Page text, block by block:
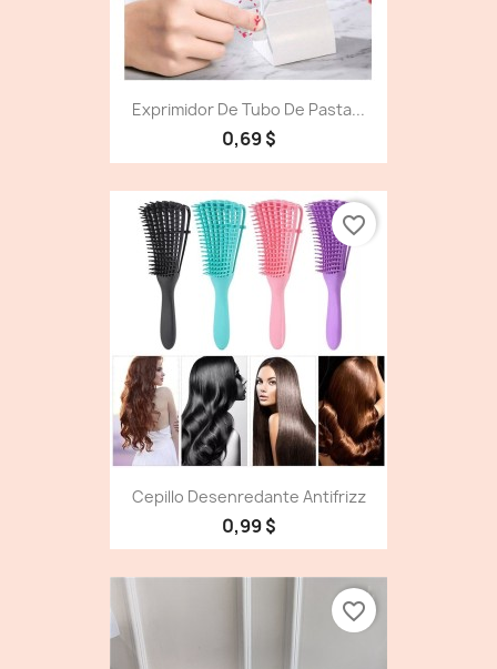
Exprimidor De Tubo De Pasta...
0,69 $
Cepillo Desenredante Antifrizz
0,99 $
favorite_border
favorite_border